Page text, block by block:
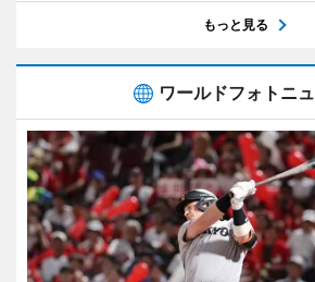
もっと見る
ワールドフォトニ